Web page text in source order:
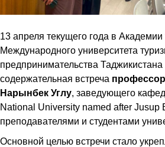
13 апреля текущего года в Академии
Международного университета
предпринимательства Таджикистана
содержательная встреча
Нарынбек Углу, заведующего
National University named after Jusup
преподавателями и студентами
Основной целью встречи стало